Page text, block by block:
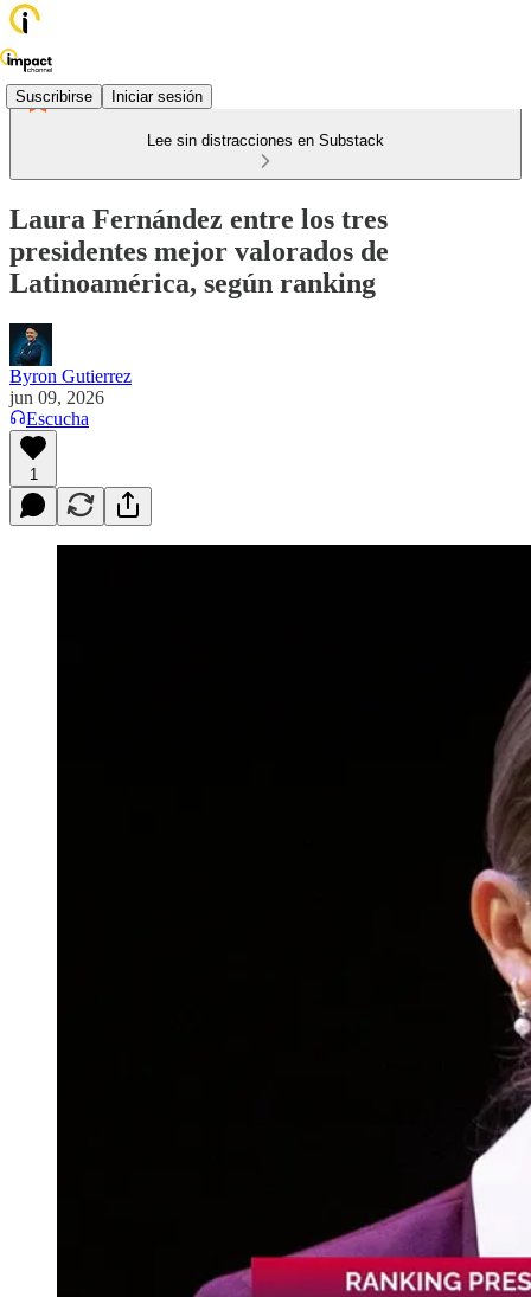
Suscribirse Iniciar sesión
Lee sin distracciones en Substack
Laura Fernández entre los tres
presidentes mejor valorados de
Latinoamérica, según ranking
Byron Gutierrez
jun 09, 2026
Escucha
1